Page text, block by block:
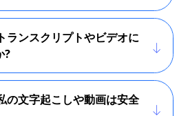
ンスクリプトやビデオに
?
文字起こしや動画は安全